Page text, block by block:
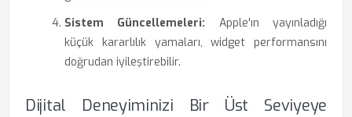
Sistem Güncellemeleri: Apple'ın yayınladığı
küçük kararlılık yamaları, widget performansını
doğrudan iyileştirebilir.
Dijital Deneyiminizi Bir Üst Seviyeye